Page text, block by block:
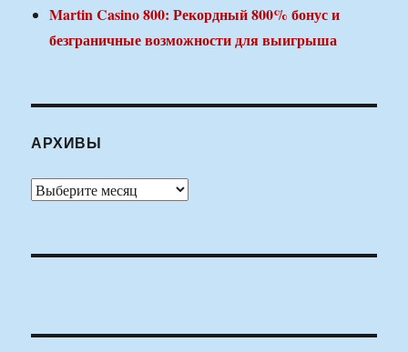
Martin Casino 800: Рекордный 800% бонус и
безграничные возможности для выигрыша
АРХИВЫ
Архивы